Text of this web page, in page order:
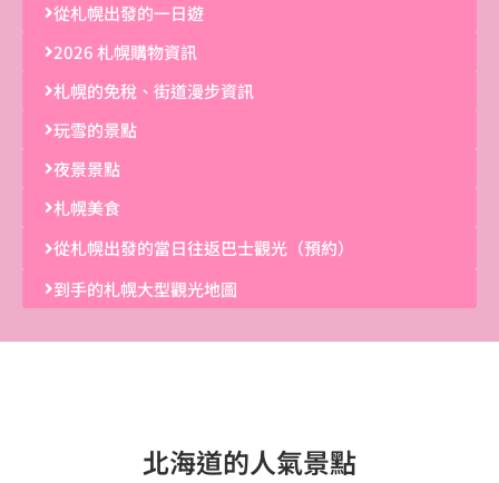
從札幌出發的一日遊
2026 札幌購物資訊
札幌的免稅、街道漫步資訊
玩雪的景點
夜景景點
札幌美食
從札幌出發的當日往返巴士觀光（預約）
到手的札幌大型觀光地圖
北海道的人氣景點